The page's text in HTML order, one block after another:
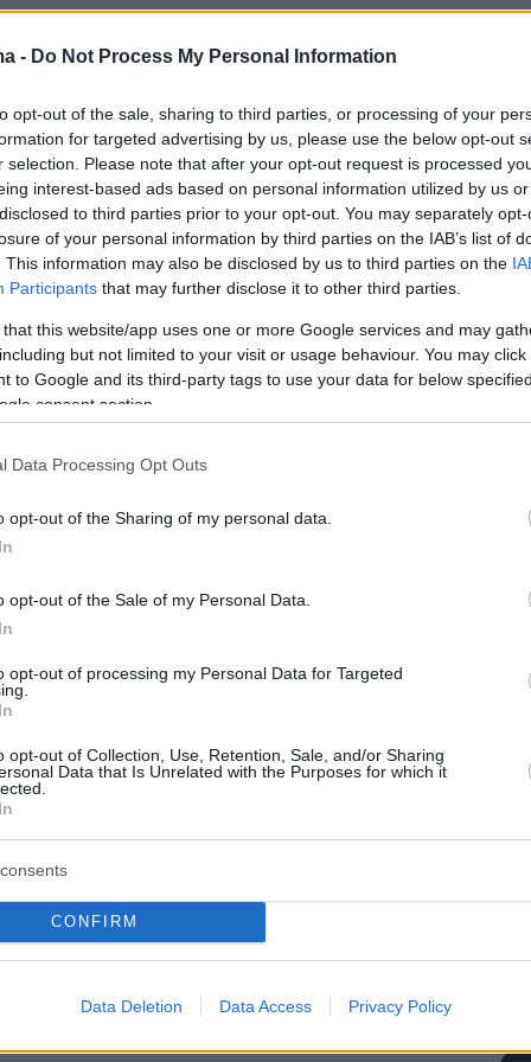
- Do Not Process My Personal Information
opt-out of the sale, sharing to third parties, or processing of your
for targeted advertising by us, please use the below opt-out
selection. Please note that after your opt-out request is processed
interest-based ads based on personal information utilized by us
to third parties prior to your opt-out. You may separately
of your personal information by third parties on the IAB’s list of
This information may also be disclosed by us to third parties on the
Participants that may further disclose it to other third parties.
that this website/app uses one or more Google services and may
but not limited to your visit or usage behaviour. You may
to Google and its third-party tags to use your data for below
consent section.
Data Processing Opt Outs
opt-out of the Sharing of my personal data.
opt-out of the Sale of my Personal Data.
opt-out of processing my Personal Data for Targeted
opt-out of Collection, Use, Retention, Sale, and/or Sharing
Data that Is Unrelated with the Purposes for which it
CONFIRM
Data Deletion Data Access Privacy Policy
civilians were killed and 15 others injured after a
9O4YKnYuau
24 (@visegrad24) June 8, 2026
επιβεβαίωσε ο επικεφαλής της
Διοίκησης της πόλης, Ιβάν Φεντόροφ.
protothema.gr στο Google News
στοProtothema.gr